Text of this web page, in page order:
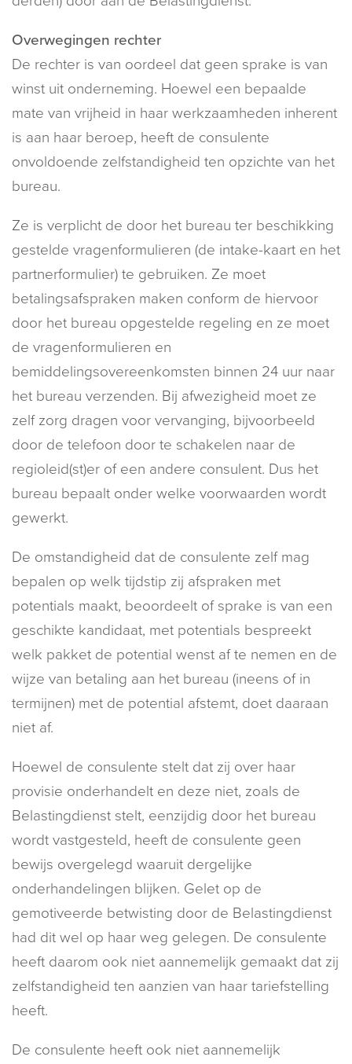
Overwegingen rechter
De rechter is van oordeel dat geen sprake is van
winst uit onderneming. Hoewel een bepaalde
mate van vrijheid in haar werkzaamheden inherent
is aan haar beroep, heeft de consulente
onvoldoende zelfstandigheid ten opzichte van het
bureau.
Ze is verplicht de door het bureau ter beschikking
gestelde vragenformulieren (de intake-kaart en het
partnerformulier) te gebruiken. Ze moet
betalingsafspraken maken conform de hiervoor
door het bureau opgestelde regeling en ze moet
de vragenformulieren en
bemiddelingsovereenkomsten binnen 24 uur naar
het bureau verzenden. Bij afwezigheid moet ze
zelf zorg dragen voor vervanging, bijvoorbeeld
door de telefoon door te schakelen naar de
regioleid(st)er of een andere consulent. Dus het
bureau bepaalt onder welke voorwaarden wordt
gewerkt.
De omstandigheid dat de consulente zelf mag
bepalen op welk tijdstip zij afspraken met
potentials maakt, beoordeelt of sprake is van een
geschikte kandidaat, met potentials bespreekt
welk pakket de potential wenst af te nemen en de
wijze van betaling aan het bureau (ineens of in
termijnen) met de potential afstemt, doet daaraan
niet af.
Hoewel de consulente stelt dat zij over haar
provisie onderhandelt en deze niet, zoals de
Belastingdienst stelt, eenzijdig door het bureau
wordt vastgesteld, heeft de consulente geen
bewijs overgelegd waaruit dergelijke
onderhandelingen blijken. Gelet op de
gemotiveerde betwisting door de Belastingdienst
had dit wel op haar weg gelegen. De consulente
heeft daarom ook niet aannemelijk gemaakt dat zij
zelfstandigheid ten aanzien van haar tariefstelling
heeft.
De consulente heeft ook niet aannemelijk